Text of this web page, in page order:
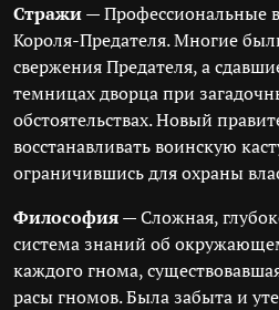
Стражи— Профессиональные
Короля-Предателя. Многие
свержения Предателя, а
темницах дворца при
обстоятельствах. Новый
восстанавливать воинскую
ограничившись для охраны
Философия— Сложная,
система знаний об
каждого гнома,
расы гномов. Была забыта и